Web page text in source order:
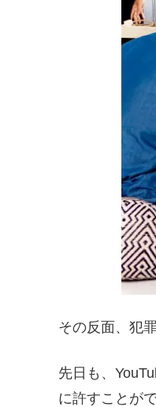
その反面、犯
先日も、
に許すことが